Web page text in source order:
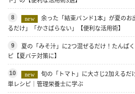
8 new
余った「結束バンド1本」が夏のお
るだけ」「かさばらない」【便利な活用術】
9
夏の「みそ汁」に2つ混ぜるだけ！たんぱ
ピ【夏バテ対策に】
10 new
旬の「トマト」に大さじ2加えるだ
単レシピ｜管理栄養士に学ぶ